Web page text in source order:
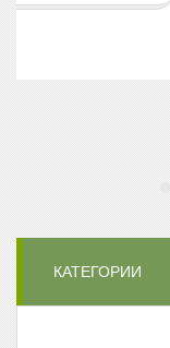
КАТЕГОРИИ